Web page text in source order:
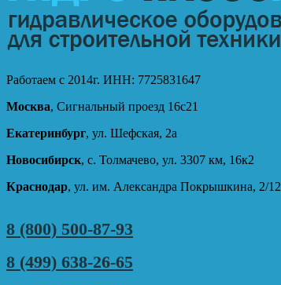
Работаем с 2014г. ИНН: 7725831647
Москва, Сигнальный проезд 16с21
Екатеринбург, ул. Шефская, 2а
Новосибирск, с. Толмачево, ул. 3307 км, 16к2
Краснодар, ул. им. Александра Покрышкина, 2/12
8 (800) 500-87-93
8 (499) 638-26-65